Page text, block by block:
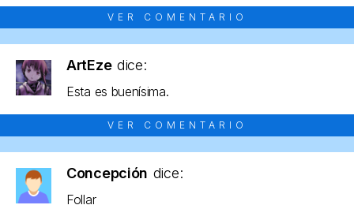
VER COMENTARIO
ArtEze dice:
Esta es buenísima.
VER COMENTARIO
Concepción dice:
Follar